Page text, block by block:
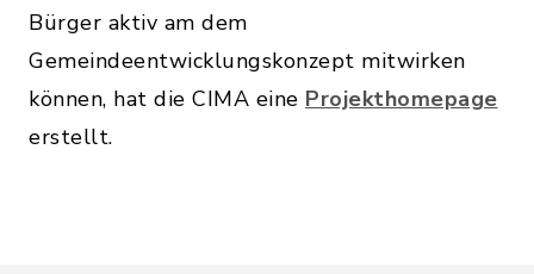
Bürger aktiv am dem
Gemeindeentwicklungskonzept mitwirken
können, hat die CIMA eine Projekthomepage
erstellt.